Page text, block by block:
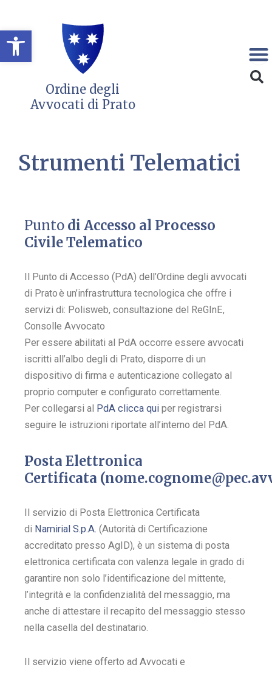
Open toolbar
contenuto
Ordine degli
Avvocati di Prato
Strumenti Telematici
Punto di Accesso al Processo
Civile Telematico
Il Punto di Accesso (PdA) dell’Ordine degli avvocati
di Prato è un’infrastruttura tecnologica che offre i
servizi di: Polisweb, consultazione del ReGInE,
Consolle Avvocato
Per essere abilitati al PdA occorre essere avvocati
iscritti all’albo degli di Prato, disporre di un
dispositivo di firma e autenticazione collegato al
proprio computer e configurato correttamente.
Per collegarsi al PdA clicca qui per registrarsi
seguire le istruzioni riportate all’interno del PdA.
Posta Elettronica
Certificata
Il servizio di Posta Elettronica Certificata
di Namirial S.p.A. (Autorità di Certificazione
accreditato presso AgID), è un sistema di posta
elettronica certificata con valenza legale in grado di
garantire non solo l’identificazione del mittente,
l’integrità e la confidenzialità del messaggio, ma
anche di attestare il recapito del messaggio stesso
nella casella del destinatario.
Il servizio viene offerto ad Avvocati e